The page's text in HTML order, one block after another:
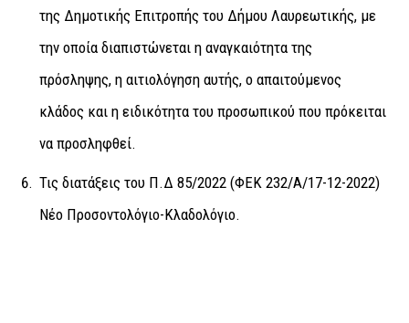
της Δημοτικής Επιτροπής του Δήμου Λαυρεωτικής, με
την οποία διαπιστώνεται η αναγκαιότητα της
πρόσληψης, η αιτιολόγηση αυτής, ο απαιτούμενος
κλάδος και η ειδικότητα του προσωπικού που πρόκειται
να προσληφθεί.
Τις διατάξεις του Π.Δ 85/2022 (ΦΕΚ 232/Α/17-12-2022)
Νέο Προσοντολόγιο-Κλαδολόγιο.